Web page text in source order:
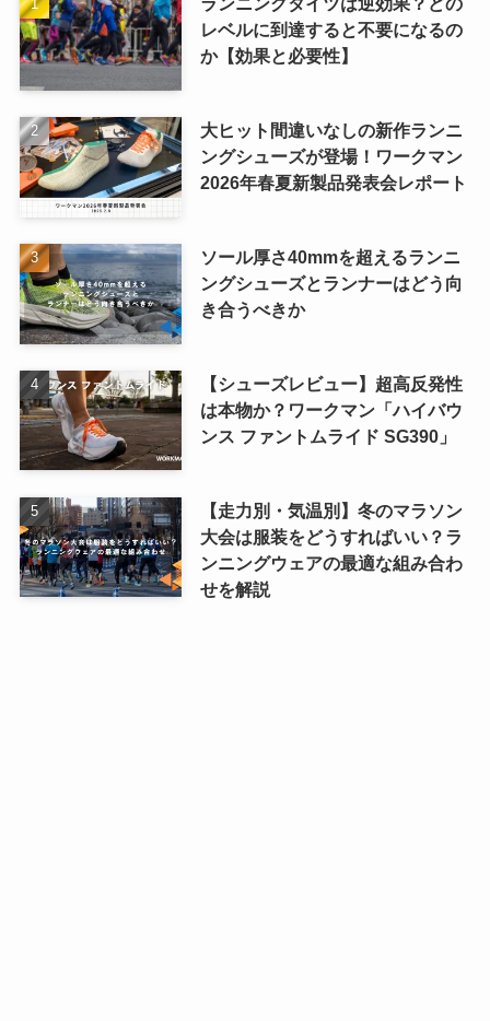
レベルに到達すると不要になるの
か【効果と必要性】
大ヒット間違いなしの新作ランニ
ングシューズが登場！ワークマン
2026年春夏新製品発表会レポート
ソール厚さ40mmを超えるランニ
ングシューズとランナーはどう向
き合うべきか
【シューズレビュー】超高反発性
は本物か？ワークマン「ハイバウ
ンス ファントムライド SG390」
【走力別・気温別】冬のマラソン
大会は服装をどうすればいい？ラ
ンニングウェアの最適な組み合わ
せを解説